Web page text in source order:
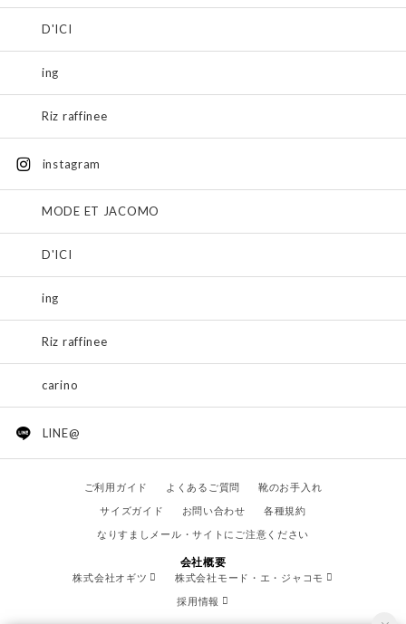
D'ICI
ing
Riz raffinee
instagram
MODE ET JACOMO
D'ICI
ing
Riz raffinee
carino
LINE@
ご利用ガイド よくあるご質問
靴のお手入れ
サイズガイド
お問い合わせ
各種規約
なりすましメール・サイトにご注意ください
会社概要
株式会社オギツ
株式会社モード・エ・ジャコモ
採用情報